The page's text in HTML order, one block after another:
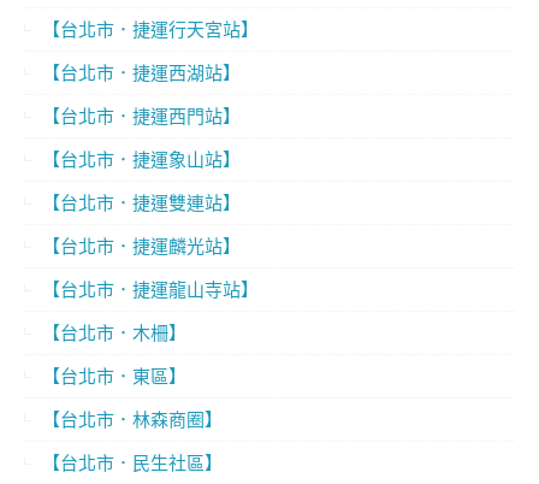
【台北市．捷運行天宮站】
【台北市．捷運西湖站】
【台北市．捷運西門站】
【台北市．捷運象山站】
【台北市．捷運雙連站】
【台北市．捷運麟光站】
【台北市．捷運龍山寺站】
【台北市．木柵】
【台北市．東區】
【台北市．林森商圈】
【台北市．民生社區】